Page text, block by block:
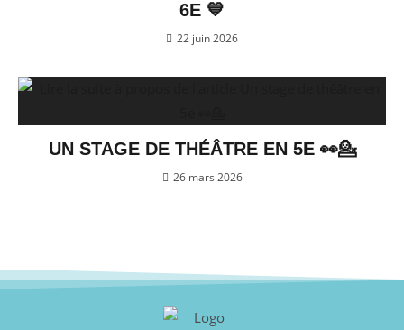
6E 💙
22 juin 2026
UN STAGE DE THÉÂTRE EN 5E 👀💁
26 mars 2026